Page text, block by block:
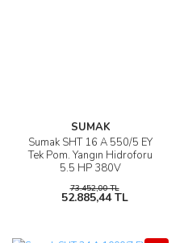
SUMAK
Sumak SHT 16 A 550/5 EY
Tek Pom. Yangın Hidroforu
5.5 HP 380V
73.452,00 TL
52.885,44 TL